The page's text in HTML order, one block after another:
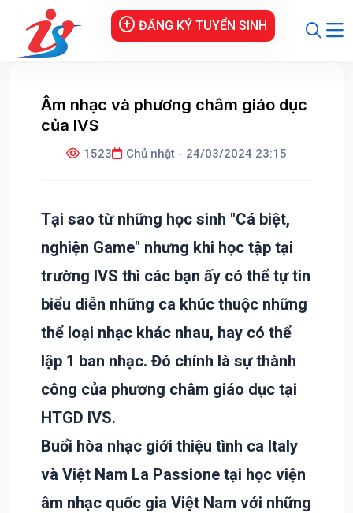
ĐĂNG KÝ TUYỂN SINH
Âm nhạc và phương châm giáo dục
của IVS
1523 Chủ nhật - 24/03/2024 23:15
Tại sao từ những học sinh "Cá biệt,
nghiện Game" nhưng khi học tập tại
trường IVS thì các bạn ấy có thể tự tin
biểu diễn những ca khúc thuộc những
thể loại nhạc khác nhau, hay có thể
lập 1 ban nhạc. Đó chính là sự thành
công của phương châm giáo dục tại
HTGD IVS.
Buổi hòa nhạc giới thiệu tình ca Italy
và Việt Nam La Passione tại học viện
âm nhạc quốc gia Việt Nam với những